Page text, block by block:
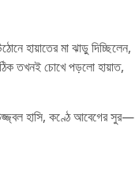
হায়াতের মা ঝাড়ু দিচ্ছিলেন,
তখনই চোখে পড়লো হায়াত,
হাসি, কণ্ঠে আবেগের সুর—